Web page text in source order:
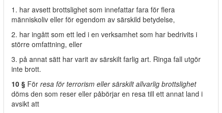
1. har avsett brottslighet som innefattar fara för flera
människoliv eller för egendom av särskild betydelse,
2. har ingått som ett led i en verksamhet som har bedrivits i
större omfattning, eller
3. på annat sätt har varit av särskilt farlig art. Ringa fall utgör
inte brott.
10 § För resa för terrorism eller särskilt allvarlig brottslighet
döms den som reser eller påbörjar en resa till ett annat land i
avsikt att